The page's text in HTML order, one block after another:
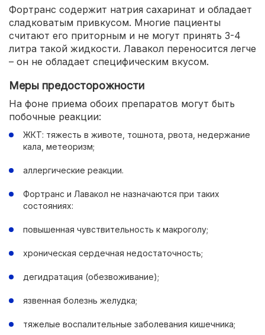
Фортранс содержит натрия сахаринат и обладает
сладковатым привкусом. Многие пациенты
считают его приторным и не могут принять 3-4
литра такой жидкости. Лавакол переносится легче
– он не обладает специфическим вкусом.
Меры предосторожности
На фоне приема обоих препаратов могут быть
побочные реакции:
ЖКТ: тяжесть в животе, тошнота, рвота, недержание
кала, метеоризм;
аллергические реакции.
Фортранс и Лавакол не назначаются при таких
состояниях:
повышенная чувствительность к макроголу;
хроническая сердечная недостаточность;
дегидратация (обезвоживание);
язвенная болезнь желудка;
тяжелые воспалительные заболевания кишечника;